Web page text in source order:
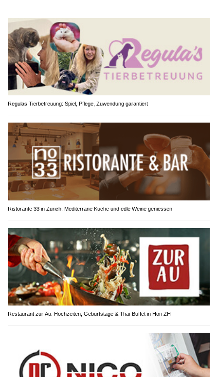
Regulas Tierbetreuung: Spiel, Pflege, Zuwendung garantiert
Ristorante 33 in Zürich: Mediterrane Küche und edle Weine geniessen
Restaurant zur Au: Hochzeiten, Geburtstage & Thai-Buffet in Höri ZH